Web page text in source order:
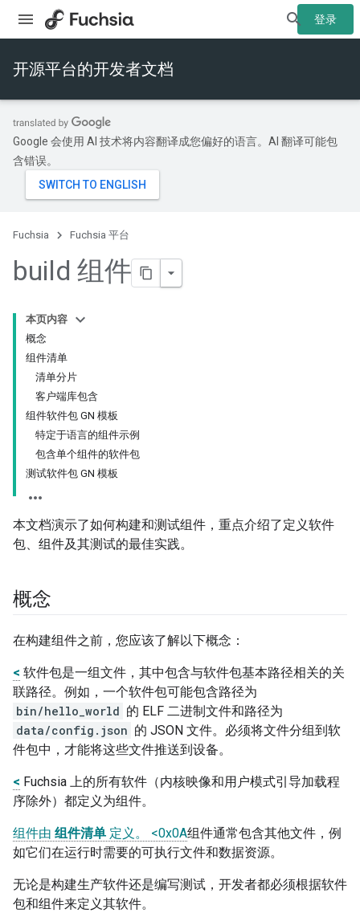
登录
开源平台的开发者文档
Google 会使用 AI 技术将内容翻译成您偏好的语言。AI 翻译可能包
含错误。
Fuchsia Fuchsia 平台
build 组件
本页内容
概念
组件清单
清单分片
客户端库包含
组件软件包 GN 模板
特定于语言的组件示例
包含单个组件的软件包
测试软件包 GN 模板
本文档演示了如何构建和测试组件，重点介绍了定义软件
包、组件及其测试的最佳实践。
概念
在构建组件之前，您应该了解以下概念：
< 软件包是一组文件，其中包含与软件包基本路径相关的关
联路径。例如，一个软件包可能包含路径为
bin/hello_world 的 ELF 二进制文件和路径为
data/config.json 的 JSON 文件。必须将文件分组到软
件包中，才能将这些文件推送到设备。
< Fuchsia 上的所有软件（内核映像和用户模式引导加载程
序除外）都定义为组件。
组件由 组件清单 定义。 <0x0A组件通常包含其他文件，例
如它们在运行时需要的可执行文件和数据资源。
无论是构建生产软件还是编写测试，开发者都必须根据软件
包和组件来定义其软件。